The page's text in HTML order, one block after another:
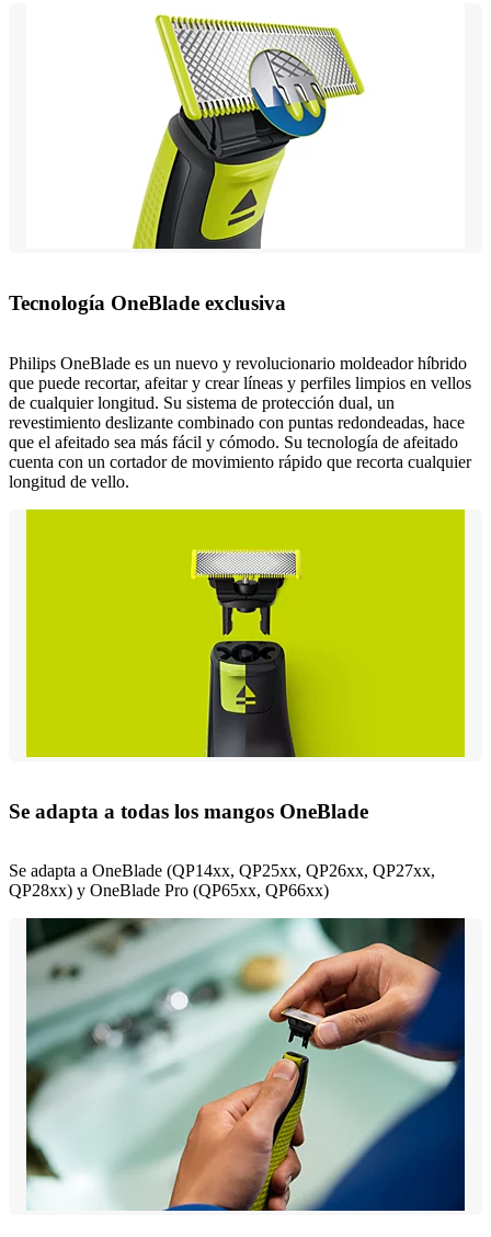
Tecnología OneBlade exclusiva
Philips OneBlade es un nuevo y revolucionario moldeador híbrido
que puede recortar, afeitar y crear líneas y perfiles limpios en vellos
de cualquier longitud. Su sistema de protección dual, un
revestimiento deslizante combinado con puntas redondeadas, hace
que el afeitado sea más fácil y cómodo. Su tecnología de afeitado
cuenta con un cortador de movimiento rápido que recorta cualquier
longitud de vello.
Se adapta a todas los mangos OneBlade
Se adapta a OneBlade (QP14xx, QP25xx, QP26xx, QP27xx,
QP28xx) y OneBlade Pro (QP65xx, QP66xx)